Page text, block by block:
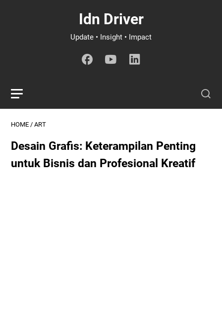
Idn Driver
Update • Insight • Impact
HOME / ART
Desain Grafis: Keterampilan Penting
untuk Bisnis dan Profesional Kreatif